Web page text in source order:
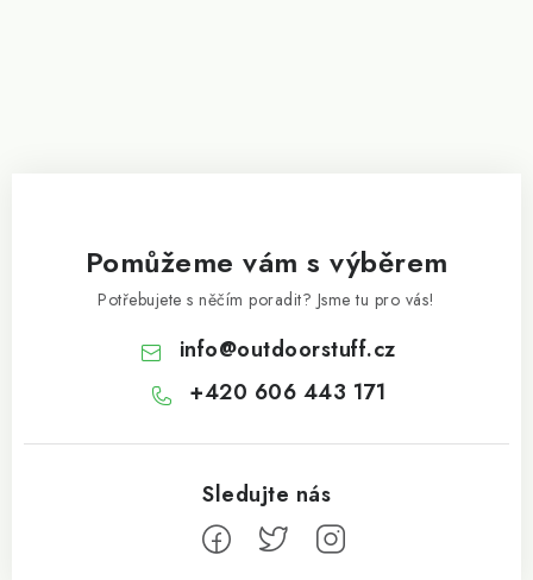
Pomůžeme vám s výběrem
Potřebujete s něčím poradit? Jsme tu pro vás!
info@outdoorstuff.cz
+420 606 443 171